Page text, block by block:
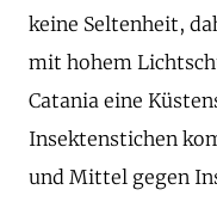
keine Seltenheit,
mit hohem
Catania eine
Insektenstichen
und Mittel gegen